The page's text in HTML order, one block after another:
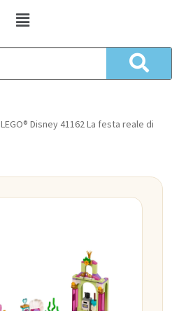
LEGO® Disney 41162 La festa reale di